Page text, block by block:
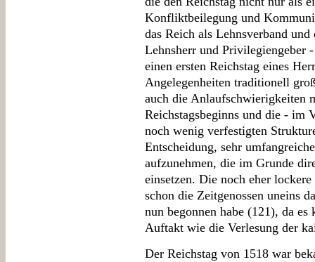
Konfliktbeilegung und
das Reich als Lehnsverband
Lehnsherr und Privilegiengeber
einen ersten Reichstag eines
Angelegenheiten traditionell
auch die Anlaufschwierigkeiten
Reichstagsbeginns und die - im
noch wenig verfestigten
Entscheidung, sehr
aufzunehmen, die im Grunde
einsetzen. Die noch eher
schon die Zeitgenossen uneins
nun begonnen habe (121), da
Auftakt wie die Verlesung der
Der Reichstag von 1518 war